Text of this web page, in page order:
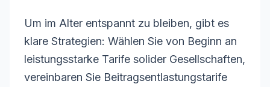
Um im Alter entspannt zu bleiben, gibt es
klare Strategien: Wählen Sie von Beginn an
leistungsstarke Tarife solider Gesellschaften,
vereinbaren Sie Beitragsentlastungstarife